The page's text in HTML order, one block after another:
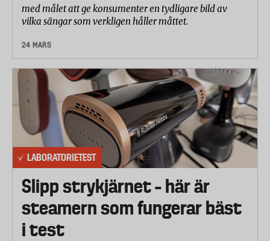
med målet att ge konsumenter en tydligare bild av
vilka sängar som verkligen håller måttet.
24 MARS
LABORATORIETEST
Slipp strykjärnet – här är
steamern som fungerar bäst
i test